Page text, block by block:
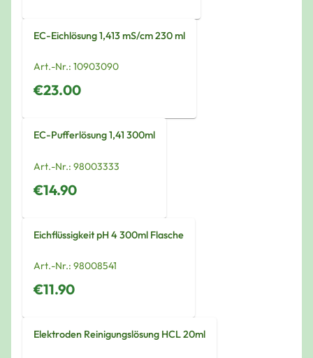
EC-Eichlösung 1,413 mS/cm 230 ml
Art.-Nr.: 10903090
€23.00
EC-Pufferlösung 1,41 300ml
Art.-Nr.: 98003333
€14.90
Eichflüssigkeit pH 4 300ml Flasche
Art.-Nr.: 98008541
€11.90
Elektroden Reinigungslösung HCL 20ml